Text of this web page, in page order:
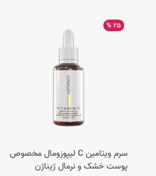
25 %
سرم ویتامین C لیپوزومال مخصوص
پوست خشک و نرمال ژیناژن